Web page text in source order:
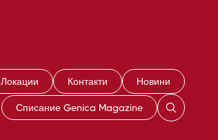
Локации Контакти Новини
Списание Genica Magazine